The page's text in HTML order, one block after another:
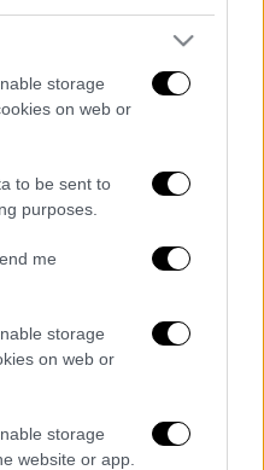
storage
on web or
to be sent to
purposes.
me
storage
on web or
storage
website or app.
κάτω από
ανάμεσα στα δύο
τους, με τον έναν
και να
όπως
του
. Οι
Λάρισας,
από τους